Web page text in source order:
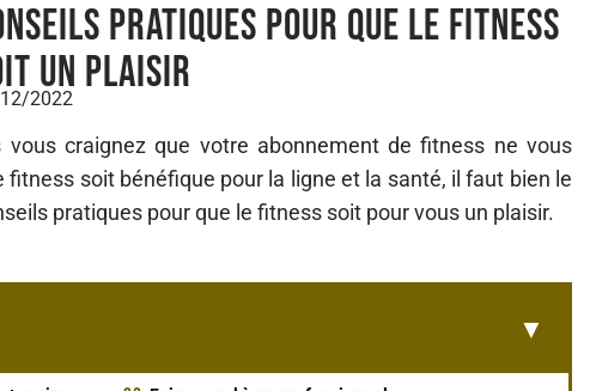
pratiques pour que le fitness
un plaisir
2022
vous craignez que votre abonnement de fitness ne vous
fitness soit bénéfique pour la ligne et la santé, il faut bien le
pratiques pour que le fitness soit pour vous un plaisir.